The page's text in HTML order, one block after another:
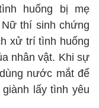
huống bị mẹ
thí sinh chứng
xử trí tình huống
nhân vật. Khi sự
nước mắt để
lấy tình yêu